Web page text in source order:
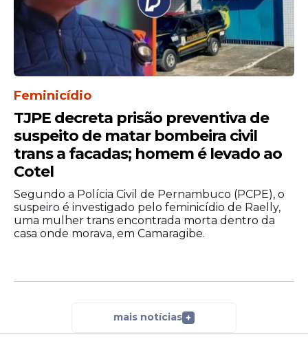
Feminicídio
TJPE decreta prisão preventiva de
suspeito de matar bombeira civil
trans a facadas; homem é levado ao
Cotel
Segundo a Polícia Civil de Pernambuco (PCPE), o
suspeiro é investigado pelo feminicídio de Raelly,
uma mulher trans encontrada morta dentro da
casa onde morava, em Camaragibe.
mais notícias +